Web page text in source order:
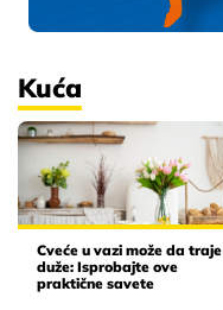
Kuća
Cveće u vazi može da traje
duže: Isprobajte ove
praktične savete